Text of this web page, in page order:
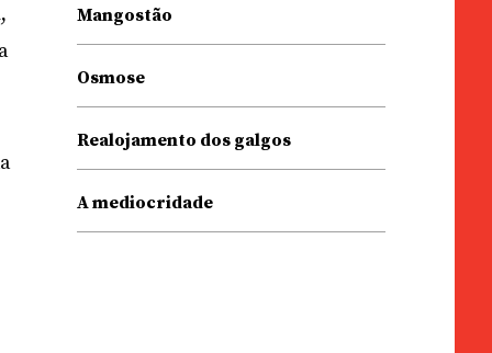
Mangostão
Osmose
Realojamento dos galgos
A mediocridade